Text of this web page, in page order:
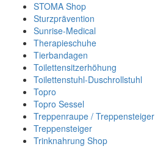
STOMA Shop
Sturzprävention
Sunrise-Medical
Therapieschuhe
Tierbandagen
Toilettensitzerhöhung
Toilettenstuhl-Duschrollstuhl
Topro
Topro Sessel
Treppenraupe / Treppensteiger
Treppensteiger
Trinknahrung Shop